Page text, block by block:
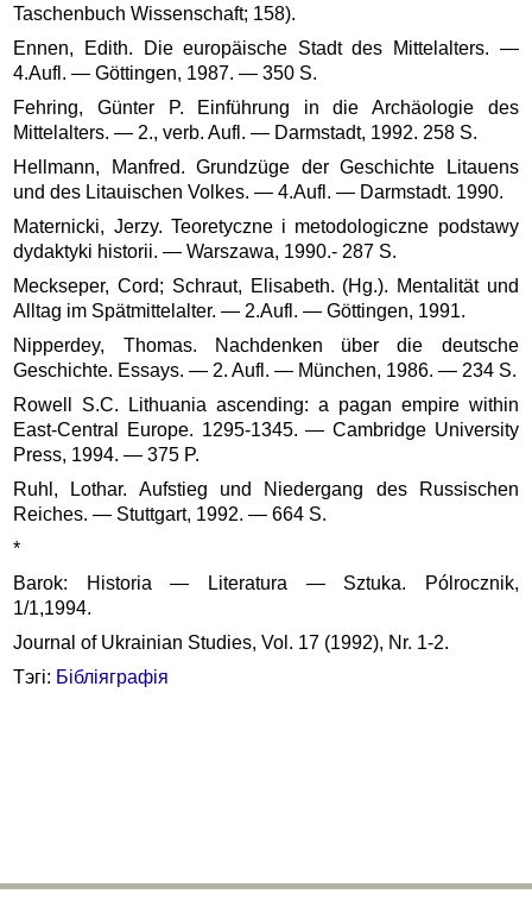
Taschenbuch Wissenschaft; 158).
Ennen, Edith. Die europäische Stadt des Mittelalters. —
4.Aufl. — Göttingen, 1987. — 350 S.
Fehring, Günter P. Einführung in die Archäologie des
Mittelalters. — 2., verb. Aufl. — Darmstadt, 1992. 258 S.
Hellmann, Manfred. Grundzüge der Geschichte Litauens
und des Litauischen Volkes. — 4.Aufl. — Darmstadt. 1990.
Maternicki, Jerzy. Teoretyczne i metodologiczne podstawy
dydaktyki historii. — Warszawa, 1990.- 287 S.
Meckseper, Cord; Schraut, Elisabeth. (Hg.). Mentalität und
Alltag im Spätmittelalter. — 2.Aufl. — Göttingen, 1991.
Nipperdey, Thomas. Nachdenken über die deutsche
Geschichte. Essays. — 2. Aufl. — München, 1986. — 234 S.
Rowell S.C. Lithuania ascending: a pagan empire within
East-Central Europe. 1295-1345. — Cambridge University
Press, 1994. — 375 P.
Ruhl, Lothar. Aufstieg und Niedergang des Russischen
Reiches. — Stuttgart, 1992. — 664 S.
*
Barok: Historia — Literatura — Sztuka. Pólrocznik,
1/1,1994.
Journal of Ukrainian Studies, Vol. 17 (1992), Nr. 1-2.
Тэгі: Бібліяграфія